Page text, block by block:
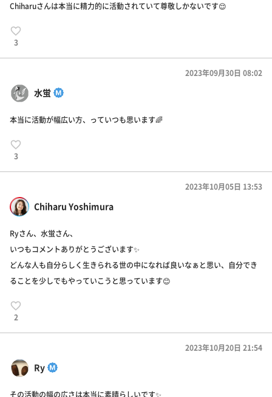
Chiharuさんは本当に精力的に活動されていて尊敬しかないです😌
3
水蛍
2023年09月30日 08:02
本当に活動が幅広い方、っていつも思います🌈
3
Chiharu Yoshimura
2023年10月05日 13:53
Ryさん、水蛍さん、
いつもコメントありがとうございます✨
どんな人も自分らしく生きられる世の中になれば良いなぁと思い、自分でき
ることを少しでもやっていこうと思っています😊
2
Ry
2023年10月20日 21:54
その活動の幅の広さは本当に素晴らしいです✨